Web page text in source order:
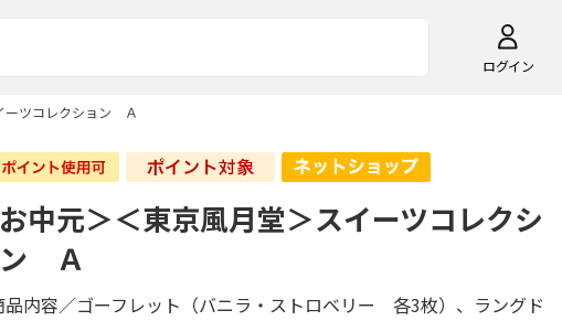
ログイン
ーツコレクション Ａ
中元＞＜東京風月堂＞スイーツコレクシ
Ａ
内容／ゴーフレット（バニラ・ストロベリー 各3枚）、ラングド